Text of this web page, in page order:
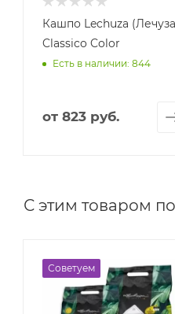
Кашпо Lechuza
Classico Color
Есть в наличии: 844
от 823 руб.
С этим товаром
Советуем